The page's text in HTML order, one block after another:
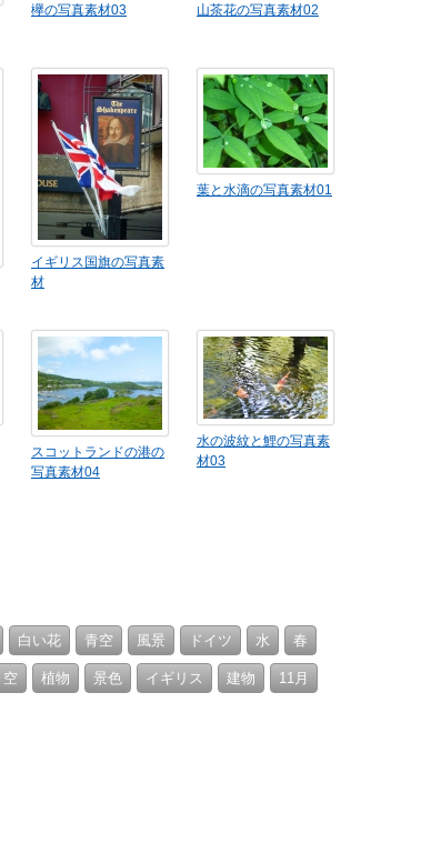
欅の写真素材03 山茶花の写真素材02
イギリス国旗の写真素
材
葉と水滴の写真素材01
スコットランドの港の
写真素材04
水の波紋と鯉の写真素
材03
白い花 青空 風景 ドイツ 水 春
空 植物 景色 イギリス 建物 11月